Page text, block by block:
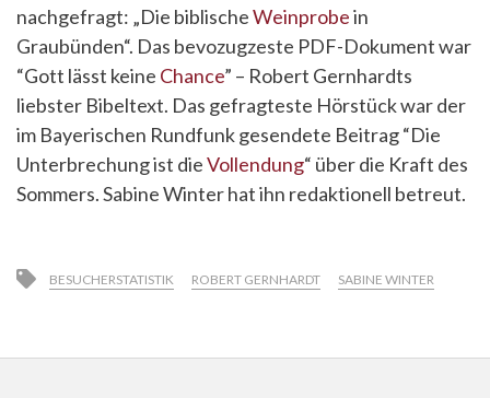
nachgefragt: „Die biblischeWeinprobein
Graubünden“. Das bevozugzeste PDF-Dokument war
“Gott lässt keine Chance” – Robert Gernhardts
liebster Bibeltext. Das gefragteste Hörstück war der
im Bayerischen Rundfunk gesendete Beitrag “Die
Unterbrechung ist dieVollendung“ über die Kraft des
Sommers. Sabine Winter hat ihn redaktionell betreut.
BESUCHERSTATISTIK ROBERT GERNHARDT SABINE WINTER